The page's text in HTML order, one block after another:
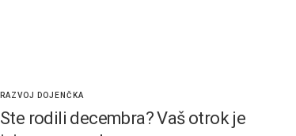
RAZVOJ DOJENČKA
Ste rodili decembra? Vaš otrok je